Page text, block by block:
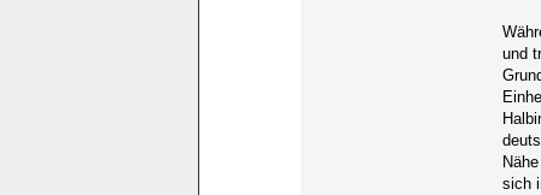
und
sich